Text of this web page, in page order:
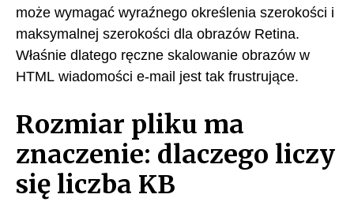
może wymagać wyraźnego określenia szerokości i
maksymalnej szerokości dla obrazów Retina.
Właśnie dlatego ręczne skalowanie obrazów w
HTML wiadomości e-mail jest tak frustrujące.
Rozmiar pliku ma
znaczenie: dlaczego liczy
się liczba KB